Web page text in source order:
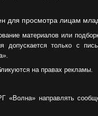
для просмотра лицам
материалов или
допускается только с
на правах рекламы.
«Волна» направлять